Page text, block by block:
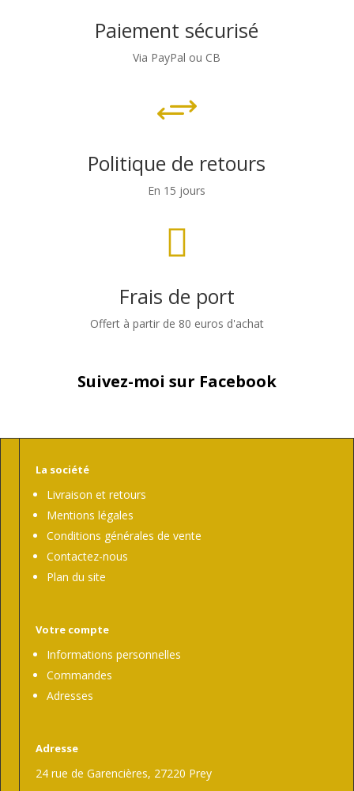
Paiement sécurisé
Via PayPal ou CB
+
Politique de retours
En 15 jours

Frais de port
Offert à partir de 80 euros d'achat
Suivez-moi sur Facebook
La société
Livraison et retours
Mentions légales
Conditions générales de vente
Contactez-nous
Plan du site
Votre compte
Informations personnelles
Commandes
Adresses
Adresse
24 rue de Garencières, 27220 Prey